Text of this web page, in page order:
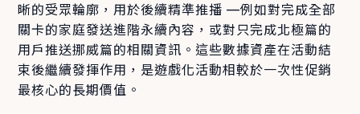
晰的受眾輪廓，用於後續精準推播 —例如對完成全部
關卡的家庭發送進階永續內容，或對只完成北極篇的
用戶推送挪威篇的相關資訊。這些數據資產在活動結
束後繼續發揮作用，是遊戲化活動相較於一次性促銷
最核心的長期價值。